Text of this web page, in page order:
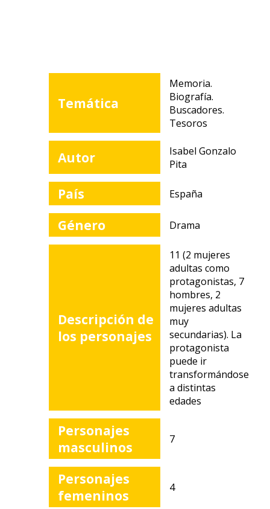
Temática
Memoria.
Biografía.
Buscadores.
Tesoros
Autor
Isabel Gonzalo
Pita
País España
Género Drama
Descripción de
los personajes
11 (2 mujeres
adultas como
protagonistas, 7
hombres, 2
mujeres adultas
muy
secundarias). La
protagonista
puede ir
transformándose
a distintas
edades
Personajes
masculinos
7
Personajes
femeninos
4